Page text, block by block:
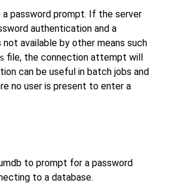
a password prompt. If the server
authentication and a
not available by other means such
file, the connection attempt will
can be useful in batch jobs and
no user is present to enter a
to prompt for a password
to a database.